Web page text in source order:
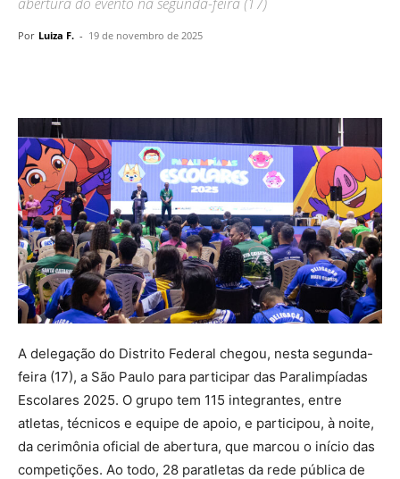
Por Luiza F. - 19 de novembro de 2025
A delegação do Distrito Federal chegou, nesta segunda-
feira (17), a São Paulo para participar das Paralimpíadas
Escolares 2025. O grupo tem 115 integrantes, entre
atletas, técnicos e equipe de apoio, e participou, à noite,
da cerimônia oficial de abertura, que marcou o início das
competições. Ao todo, 28 paratletas da rede pública de